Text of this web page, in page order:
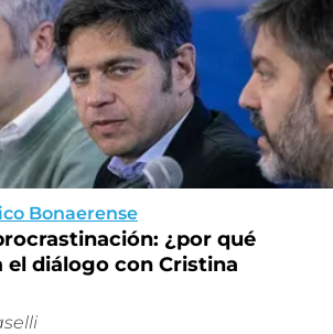
Bonaerense
¿por qué
el diálogo con Cristina